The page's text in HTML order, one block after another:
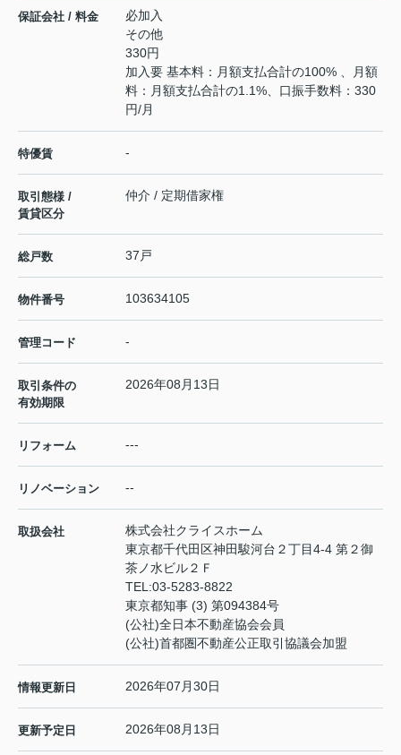
保証会社 / 料金
必加入
その他
330円
加入要 基本料：月額支払合計の100% 、月額
料：月額支払合計の1.1%、口振手数料：330
円/月
特優賃 -
取引態様 /
賃貸区分
仲介 / 定期借家権
総戸数 37戸
物件番号 103634105
管理コード -
取引条件の
有効期限
2026年08月13日
リフォーム ---
リノベーション --
取扱会社
株式会社クライスホーム
東京都千代田区神田駿河台２丁目4-4 第２御
茶ノ水ビル２Ｆ
TEL:03-5283-8822
東京都知事 (3) 第094384号
(公社)全日本不動産協会会員
(公社)首都圏不動産公正取引協議会加盟
情報更新日 2026年07月30日
更新予定日 2026年08月13日